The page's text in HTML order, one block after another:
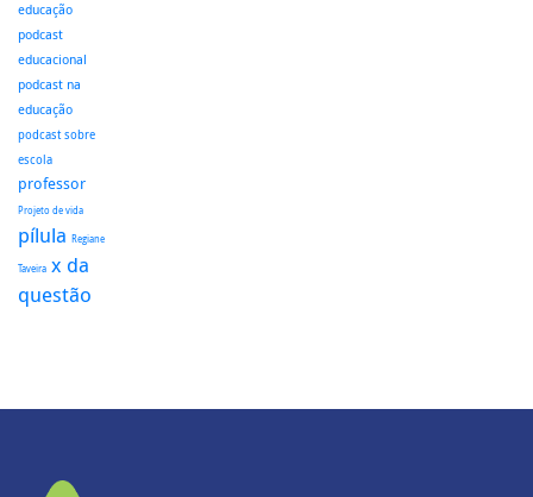
educação
podcast
educacional
podcast na
educação
podcast sobre
escola
professor
Projeto de vida
pílula Regiane
Taveira x da
questão